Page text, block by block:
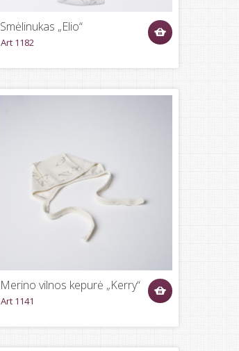
Smėlinukas „Elio“
Art 1182
Merino vilnos kepurė „Kerry“
Art 1141